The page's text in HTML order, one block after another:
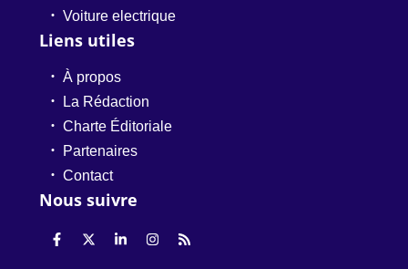
Voiture electrique
Liens utiles
À propos
La Rédaction
Charte Éditoriale
Partenaires
Contact
Nous suivre